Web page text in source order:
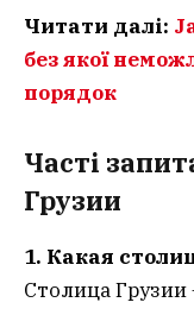
Читати далі:
без якої
порядок
Часті
Грузии
1. Какая
Столица